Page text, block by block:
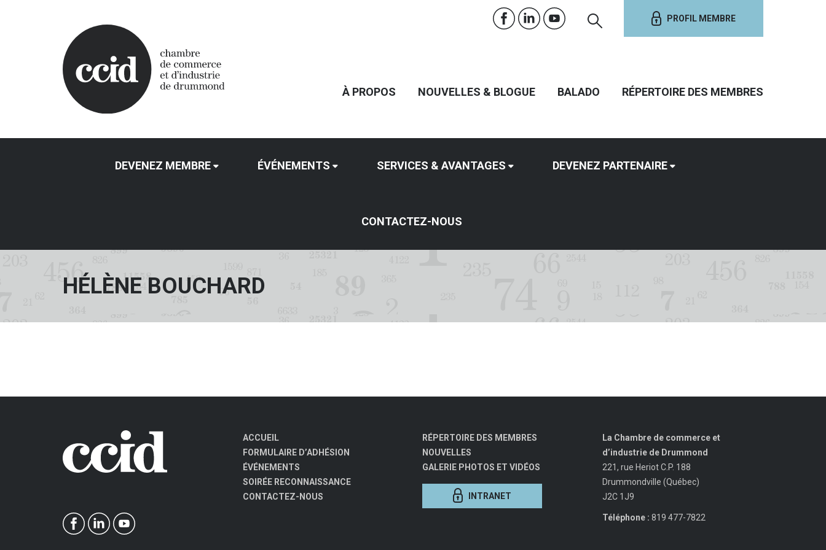
PROFIL MEMBRE
À PROPOS NOUVELLES & BLOGUE BALADO RÉPERTOIRE DES MEMBRES
DEVENEZ MEMBRE ÉVÉNEMENTS SERVICES & AVANTAGES DEVENEZ PARTENAIRE
CONTACTEZ-NOUS
HÉLÈNE BOUCHARD
ACCUEIL
FORMULAIRE D’ADHÉSION
ÉVÉNEMENTS
SOIRÉE RECONNAISSANCE
CONTACTEZ-NOUS
RÉPERTOIRE DES MEMBRES
NOUVELLES
GALERIE PHOTOS ET VIDÉOS
INTRANET
La Chambre de commerce et
d’industrie de Drummond
221, rue Heriot C.P. 188
Drummondville (Québec)
J2C 1J9
Téléphone : 819 477-7822